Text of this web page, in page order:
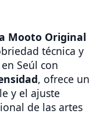
Mooto Original
técnica y
Seúl con
, ofrece un
y el ajuste
de las artes